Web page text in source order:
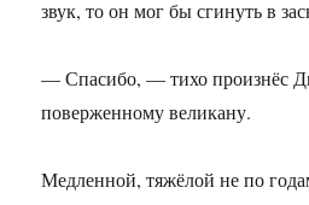
звук, то он мог бы сгинуть в
— Спасибо, — тихо произнёс
поверженному великану.
Медленной, тяжёлой не по